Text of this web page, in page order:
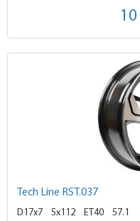
Tech Line RST.037
D17x7 5x112 ET40
57.1